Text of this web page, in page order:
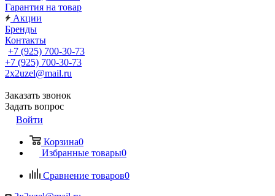
Гарантия на товар
Акции
Бренды
Контакты
+7 (925) 700-30-73
+7 (925) 700-30-73
2x2uzel@mail.ru
Заказать звонок
Задать вопрос
Войти
Корзина0
Избранные товары0
Сравнение товаров0